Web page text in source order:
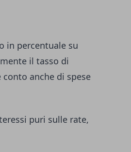
in percentuale su
il tasso di
anche di spese
puri sulle rate,